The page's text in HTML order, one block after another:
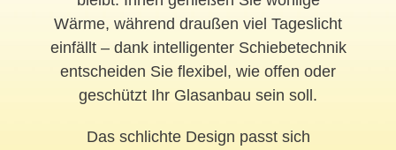
Wärme, während draußen viel Tageslicht
einfällt – dank intelligenter Schiebetechnik
entscheiden Sie flexibel, wie offen oder
geschützt Ihr Glasanbau sein soll.
Das schlichte Design passt sich